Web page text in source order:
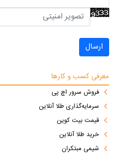
ارسال
معرفی کسب و کارها
فروش سرور اچ پی
سرمایه‌گذاری طلا آنلاین
قیمت بیت کوین
خرید طلا آنلاین
شیمی مبتکران